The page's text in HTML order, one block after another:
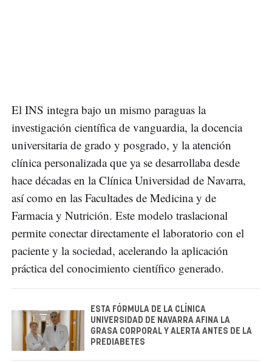
El INS integra bajo un mismo paraguas la
investigación científica de vanguardia, la docencia
universitaria de grado y posgrado, y la atención
clínica personalizada que ya se desarrollaba desde
hace décadas en la Clínica Universidad de Navarra,
así como en las Facultades de Medicina y de
Farmacia y Nutrición. Este modelo traslacional
permite conectar directamente el laboratorio con el
paciente y la sociedad, acelerando la aplicación
práctica del conocimiento científico generado.
ESTA FÓRMULA DE LA CLÍNICA
UNIVERSIDAD DE NAVARRA AFINA LA
GRASA CORPORAL Y ALERTA ANTES DE LA
PREDIABETES